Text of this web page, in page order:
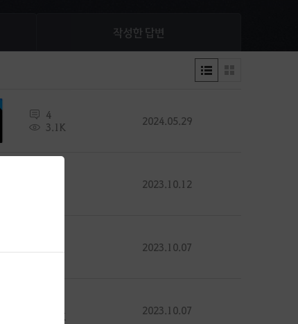
작성한 답변
4
3.1K
2024.05.29
2023.10.12
482
2023.10.07
1.8K
2023.10.07